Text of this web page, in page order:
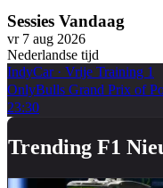
Sessies Vandaag
vr 7 aug 2026
Nederlandse tijd
IndyCar· Vrije Training 1
OnlyBulls Grand Prix of
23:30
Trending F1